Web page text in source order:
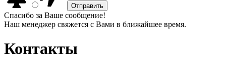
Спасибо за Ваше сообщение!
Наш менеджер свяжется с Вами в ближайшее время.
Контакты